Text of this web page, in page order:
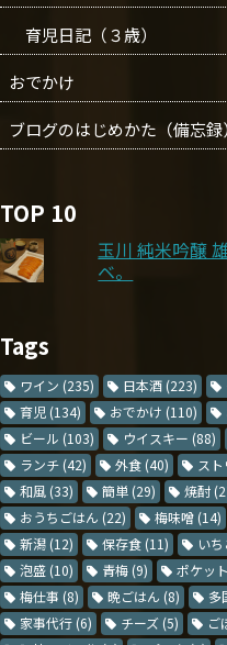
育児日記（３歳）
おでかけ
ブログのはじめかた（備忘録）
TOP 10
玉川 純米吟醸
ベ。
Tags
ワイン (235) 日本酒 (223)
育児 (134) おでかけ (110)
ビール (103) ウイスキー (88)
ランチ (42) 外食 (40) ス
和風 (33) 簡単 (29) 焼酎
おうちごはん (22) 梅味噌 (14)
新潟 (12) 保存食 (11) い
泡盛 (10) 青梅 (9) ポケッ
梅仕事 (8) 晩ごはん (8) 多
家事代行 (6) チーズ (5) ご